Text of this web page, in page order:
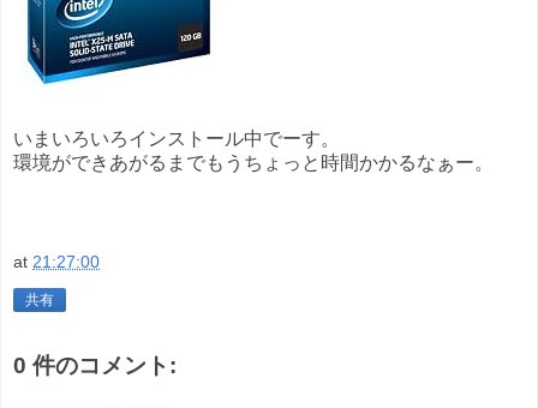
いまいろいろインストール中でーす。
環境ができあがるまでもうちょっと時間かかるなぁー。
at 21:27:00
共有
0 件のコメント: